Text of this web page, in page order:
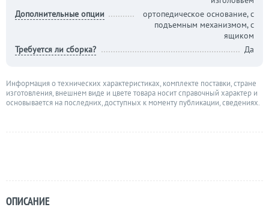
ОПИСАНИЕ
Дополнительные опции
ортопедическое основание, с
подъемным механизмом, с
ящиком
Требуется ли сборка?
Да
Информация о технических характеристиках, комплекте поставки, стране
изготовления, внешнем виде и цвете товара носит справочный характер и
основывается на последних, доступных к моменту публикации, сведениях.